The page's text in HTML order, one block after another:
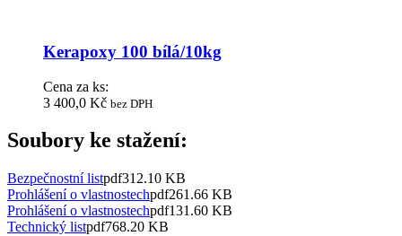
Kerapoxy 100 bílá/10kg
Cena za ks:
3 400,0 Kč bez DPH
Soubory ke stažení:
Bezpečnostní listpdf312.10 KB
Prohlášení o vlastnostechpdf261.66 KB
Prohlášení o vlastnostechpdf131.60 KB
Technický listpdf768.20 KB